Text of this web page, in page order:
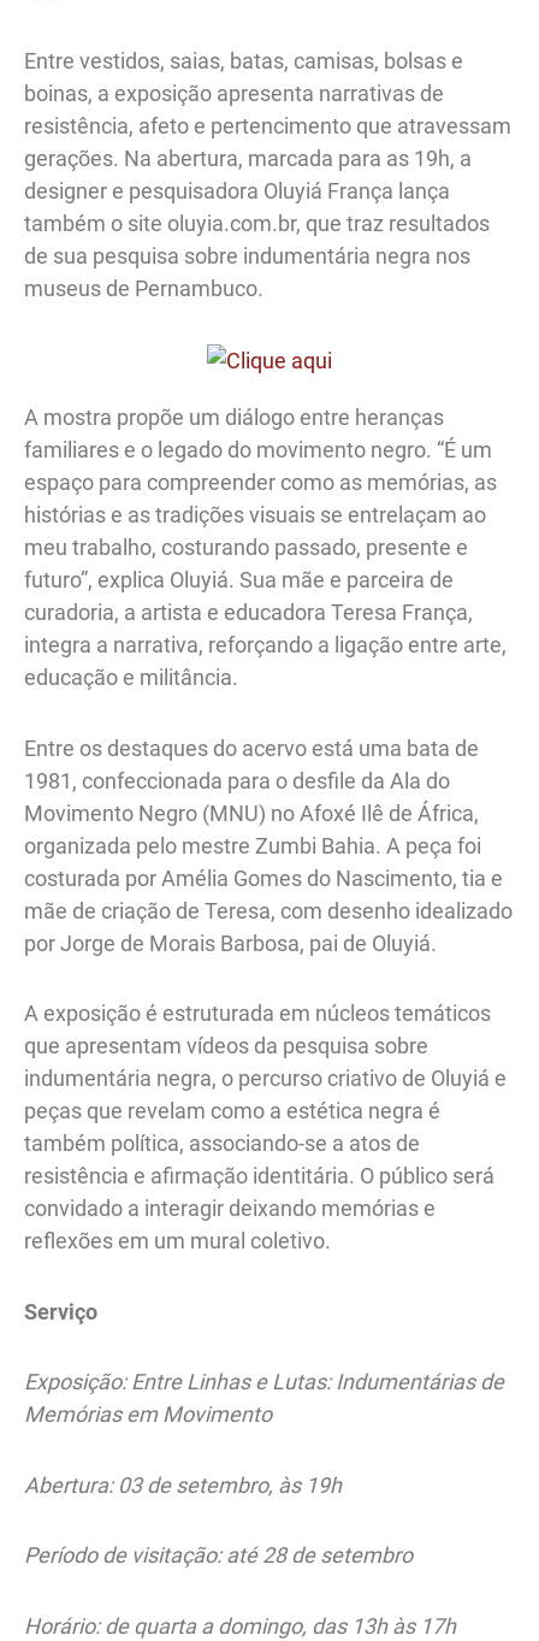
Entre vestidos, saias, batas, camisas, bolsas e
boinas, a exposição apresenta narrativas de
resistência, afeto e pertencimento que atravessam
gerações. Na abertura, marcada para as 19h, a
designer e pesquisadora Oluyiá França lança
também o site oluyia.com.br, que traz resultados
de sua pesquisa sobre indumentária negra nos
museus de Pernambuco.
A mostra propõe um diálogo entre heranças
familiares e o legado do movimento negro. “É um
espaço para compreender como as memórias, as
histórias e as tradições visuais se entrelaçam ao
meu trabalho, costurando passado, presente e
futuro”, explica Oluyiá. Sua mãe e parceira de
curadoria, a artista e educadora Teresa França,
integra a narrativa, reforçando a ligação entre arte,
educação e militância.
Entre os destaques do acervo está uma bata de
1981, confeccionada para o desfile da Ala do
Movimento Negro (MNU) no Afoxé Ilê de África,
organizada pelo mestre Zumbi Bahia. A peça foi
costurada por Amélia Gomes do Nascimento, tia e
mãe de criação de Teresa, com desenho idealizado
por Jorge de Morais Barbosa, pai de Oluyiá.
A exposição é estruturada em núcleos temáticos
que apresentam vídeos da pesquisa sobre
indumentária negra, o percurso criativo de Oluyiá e
peças que revelam como a estética negra é
também política, associando-se a atos de
resistência e afirmação identitária. O público será
convidado a interagir deixando memórias e
reflexões em um mural coletivo.
Serviço
Exposição: Entre Linhas e Lutas: Indumentárias de
Memórias em Movimento
Abertura: 03 de setembro, às 19h
Período de visitação: até 28 de setembro
Horário: de quarta a domingo, das 13h às 17h